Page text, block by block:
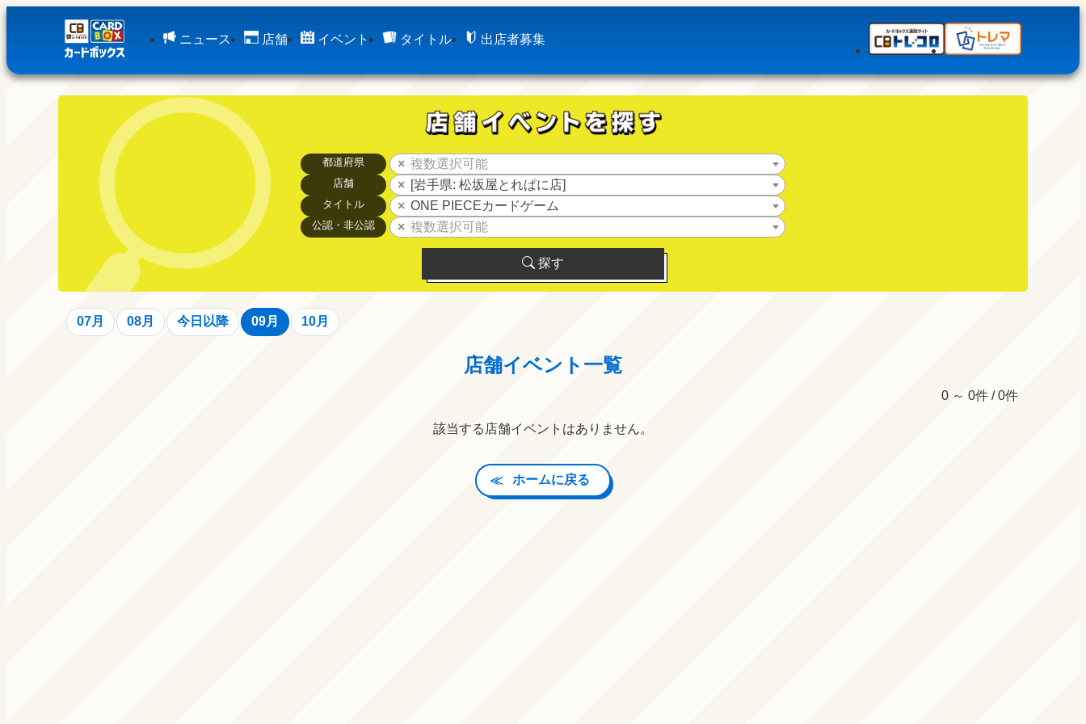
ニュース 店舗 イベント タイトル 出店者募集
都道府県 複数選択可能
店舗 [岩手県: 松坂屋とれぱに店]
タイトル ONE PIECEカードゲーム
公認・非公認 複数選択可能
探す
07月 08月 今日以降 09月 10月
店舗イベント一覧
0 ～ 0件 / 0件
該当する店舗イベントはありません。
ホームに戻る